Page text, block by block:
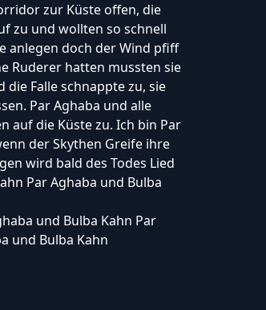
zur Küste offen, die
zu und wollten so schnell
anlegen doch der Wind pfiff
Ruderer hatten mussten sie
Falle schnappte zu, sie
Par Aghaba und alle
auf die Küste zu. Ich bin Par
der Skythen Greife ihre
wird bald des Todes Lied
Par Aghaba und Bulba
und Bulba Kahn Par
und Bulba Kahn